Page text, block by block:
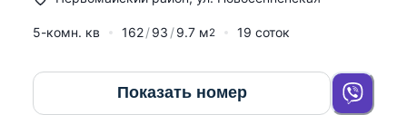
5-комн. кв 162 93 9.7 м2 19 соток
Показать номер